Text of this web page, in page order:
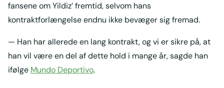
fansene om Yildiz’ fremtid, selvom hans
kontraktforlængelse endnu ikke bevæger sig fremad.
— Han har allerede en lang kontrakt, og vi er sikre på, at
han vil være en del af dette hold i mange år, sagde han
ifølge Mundo Deportivo.